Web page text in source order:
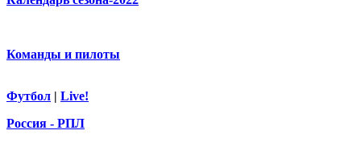
Команды и пилоты
Футбол | Live!
Россия - РПЛ